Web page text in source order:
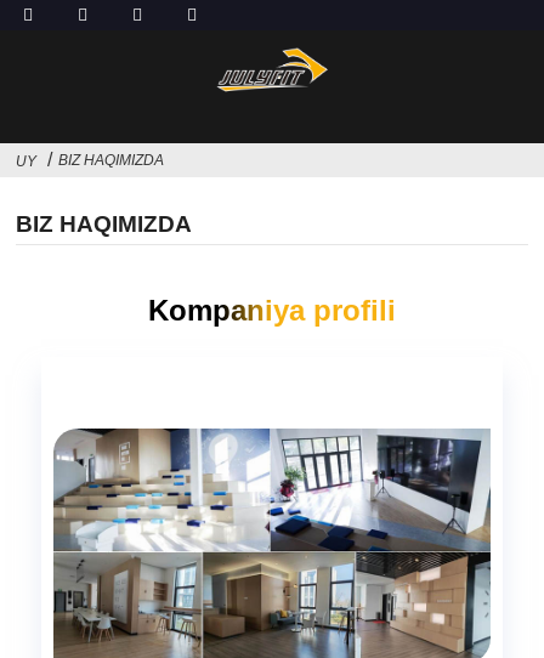
UY BIZ HAQIMIZDA
BIZ HAQIMIZDA
Kompaniya profili